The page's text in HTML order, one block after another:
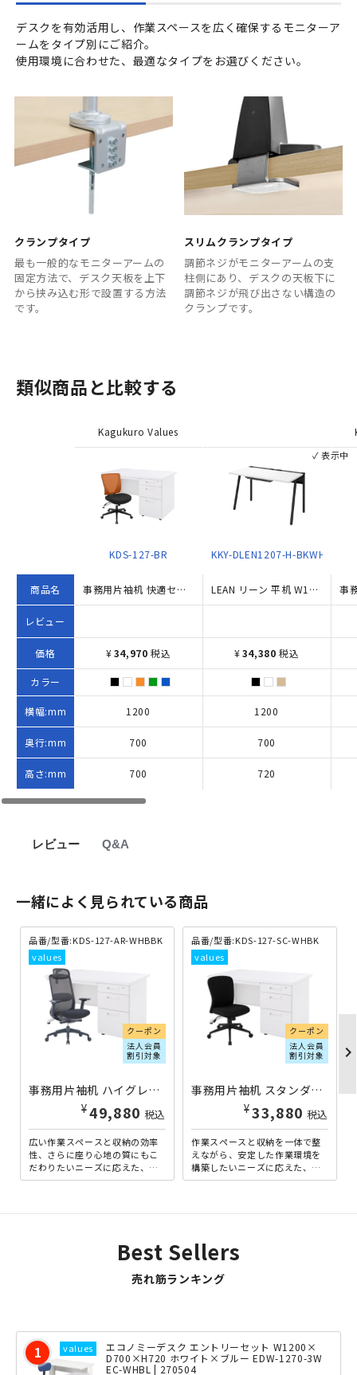
デスクを有効活用し、作業スペースを広く確保するモニターア
ームをタイプ別にご紹介。
使用環境に合わせた、最適なタイプをお選びください。
クランプタイプ
最も一般的なモニターアームの
固定方法で、デスク天板を上下
から挟み込む形で設置する方法
です。
スリムクランプタイプ
調節ネジがモニターアームの支
柱側にあり、デスクの天板下に
調節ネジが飛び出さない構造の
クランプです。
類似商品と比較する
商品名
レビュー
価格
カラー
横幅:mm
奥行:mm
高さ:mm
Kagukuro Values
KDS-127-BR
✓ 表示中
事務用片袖机 快適セット （W1200×D700×H700）
¥34,970 税込
1200
700
700
KKY-DLEN1207-H-BKWH
LEAN リーン 平机 W1200×D700×H720 ホワイト
¥34,380 税込
1200
700
720
レビュー Q&A
一緒によく見られている商品
品番/型番:KDS-127-AR-WHBBK
クーポン
法人会員
割引対象
事務用片袖机 ハイグレードセット W1200×D700×H700 ホワイト×ブラック KDS-127-AR-WHBBK | 270560
¥49,880 税込
広い作業スペースと収納の効率
性、さらに座り心地の質にもこ
だわりたいニーズに応えた、片
袖机に高機能チェアを組み合わ
品番/型番:KDS-127-SC-WHBK
クーポン
法人会員
割引対象
事務用片袖机 スタンダードセット W1200×D700×H700 ホワイト×ブラック KDS-127-SC-WHBK | 270552
¥33,880 税込
作業スペースと収納を一体で整
えながら、安定した作業環境を
構築したいニーズに応えた、片
袖机に一番人気のファブリック
chevron_right
Best Sellers
売れ筋ランキング
エコノミーデスク エントリーセット W1200×
D700×H720 ホワイト×ブルー EDW-1270-3W
EC-WHBL | 270504